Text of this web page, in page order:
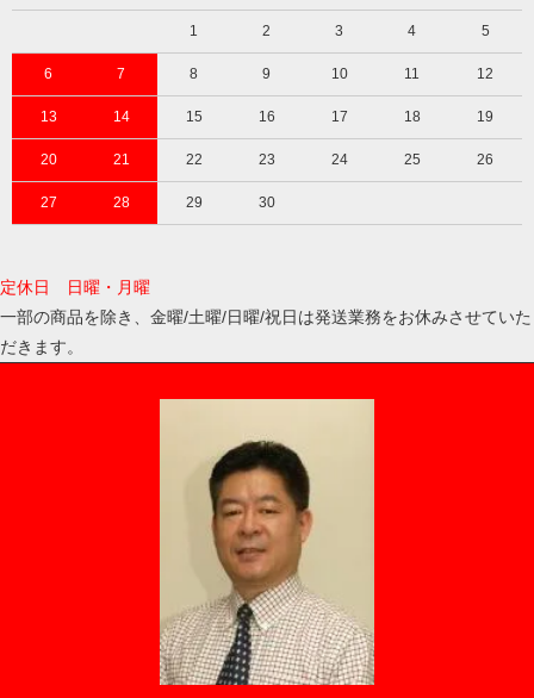
1 2 3 4 5
6 7 8 9 10 11 12
13 14 15 16 17 18 19
20 21 22 23 24 25 26
27 28 29 30
定休日 日曜・月曜
一部の商品を除き、金曜/土曜/日曜/祝日は発送業務をお休みさせていた
だきます。